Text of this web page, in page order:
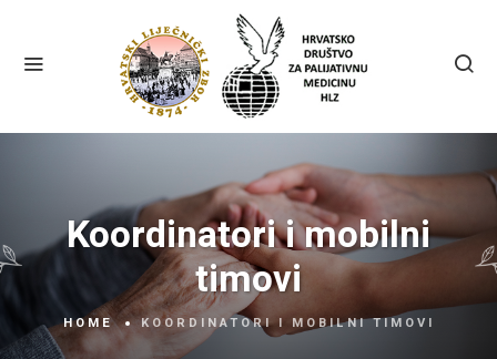
Koordinatori i mobilni
timovi
HOME KOORDINATORI I MOBILNI TIMOVI